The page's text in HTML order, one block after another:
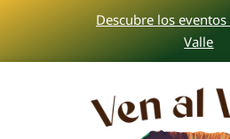
Descubre los
Valle